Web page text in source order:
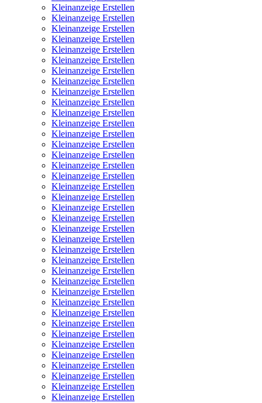
Kleinanzeige Erstellen
Kleinanzeige Erstellen
Kleinanzeige Erstellen
Kleinanzeige Erstellen
Kleinanzeige Erstellen
Kleinanzeige Erstellen
Kleinanzeige Erstellen
Kleinanzeige Erstellen
Kleinanzeige Erstellen
Kleinanzeige Erstellen
Kleinanzeige Erstellen
Kleinanzeige Erstellen
Kleinanzeige Erstellen
Kleinanzeige Erstellen
Kleinanzeige Erstellen
Kleinanzeige Erstellen
Kleinanzeige Erstellen
Kleinanzeige Erstellen
Kleinanzeige Erstellen
Kleinanzeige Erstellen
Kleinanzeige Erstellen
Kleinanzeige Erstellen
Kleinanzeige Erstellen
Kleinanzeige Erstellen
Kleinanzeige Erstellen
Kleinanzeige Erstellen
Kleinanzeige Erstellen
Kleinanzeige Erstellen
Kleinanzeige Erstellen
Kleinanzeige Erstellen
Kleinanzeige Erstellen
Kleinanzeige Erstellen
Kleinanzeige Erstellen
Kleinanzeige Erstellen
Kleinanzeige Erstellen
Kleinanzeige Erstellen
Kleinanzeige Erstellen
Kleinanzeige Erstellen